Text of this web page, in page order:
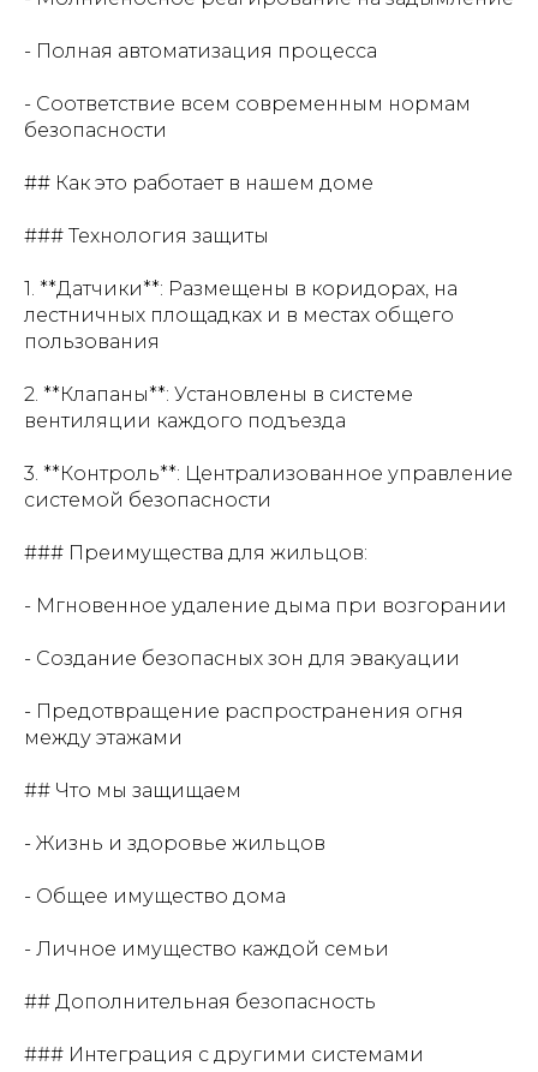
- Полная автоматизация процесса
- Соответствие всем современным нормам
безопасности
## Как это работает в нашем доме
### Технология защиты
1. **Датчики**: Размещены в коридорах, на
лестничных площадках и в местах общего
пользования
2. **Клапаны**: Установлены в системе
вентиляции каждого подъезда
3. **Контроль**: Централизованное управление
системой безопасности
### Преимущества для жильцов:
- Мгновенное удаление дыма при возгорании
- Создание безопасных зон для эвакуации
- Предотвращение распространения огня
между этажами
## Что мы защищаем
- Жизнь и здоровье жильцов
- Общее имущество дома
- Личное имущество каждой семьи
## Дополнительная безопасность
### Интеграция с другими системами